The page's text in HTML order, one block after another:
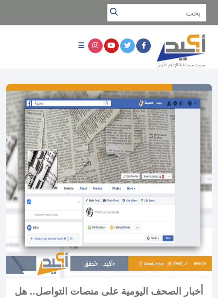
أخبار الصحف اليومية على منصات التواصل.. هل